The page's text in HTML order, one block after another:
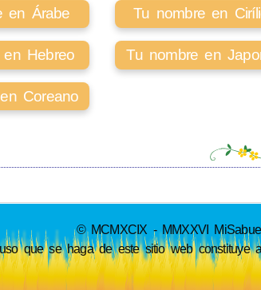
en Árabe Tu nombre en
Hebreo Tu nombre en
Coreano
© MCMXCIX - MMXXVI
que se haga de este sitio web constituye